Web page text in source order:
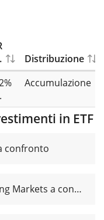
Distribuzione
Accumulazione
in ETF
confronto
ETF sull'MSCI Emerging Markets a confronto